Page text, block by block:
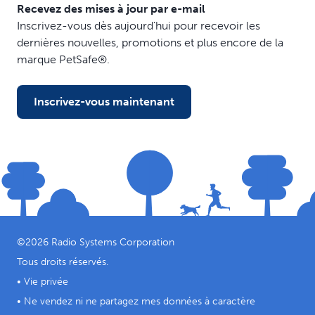
Recevez des mises à jour par e-mail
Inscrivez-vous dès aujourd'hui pour recevoir les
dernières nouvelles, promotions et plus encore de la
marque PetSafe®.
Inscrivez-vous maintenant
©2026 Radio Systems Corporation
Tous droits réservés.
• Vie privée
• Ne vendez ni ne partagez mes données à caractère